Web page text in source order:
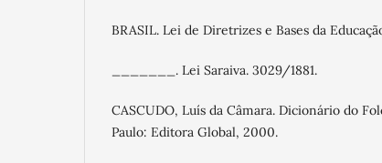
BRASIL. Lei de Diretrizes e Bases da
_______. Lei Saraiva. 3029/1881.
CASCUDO, Luís da Câmara. Dicionário do
Paulo: Editora Global, 2000.